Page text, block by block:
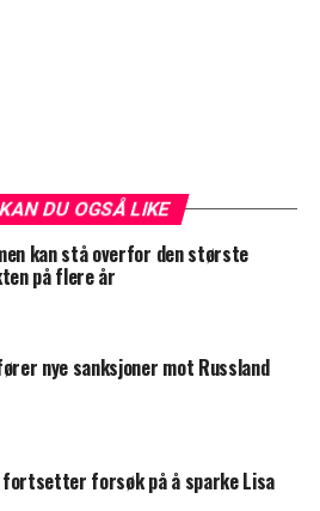
DU OGSÅ LIKE
kan stå overfor den største
på flere år
nye sanksjoner mot Russland
fortsetter forsøk på å sparke Lisa